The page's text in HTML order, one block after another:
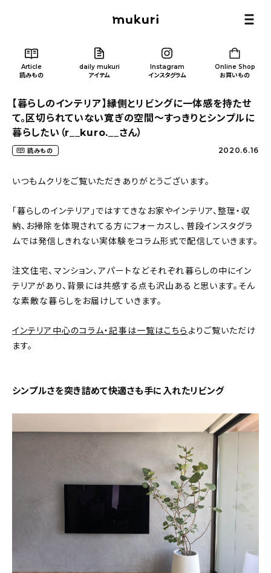
Article
読みもの
daily mukuri
アイテム
Instagram
インスタグラム
Online Shop
お買いもの
新着記事
おすすめの記事
インテリア
暮らし
【暮らしのインテリア】縁側とリビングに一体感を持たせ
て。区切られていない寛ぎの空間〜すっきりとシンプルに
暮らしたい（r__kuro.__さん）
読みもの 2020.6.16
いつもムクリをご覧いただきありがとうございます。
「暮らしのインテリア」ではすてきなお家やインテリア、整理・収
納、お掃除を体現されてる方にフォーカスし、普段インスタグラ
ムでは発信しきれない実体験をコラム形式で配信していきます。
注文住宅、マンション、アパートなどそれぞれ暮らしの中にイン
テリアがあり、背景には共感する点も沢山あると思います。そん
な素敵な暮らしをお届けしていきます。
インテリア中心のコラム・記事は一覧はこちら よりご覧いただけ
ます。
シンプルさを突き詰めて快適さも手に入れたリビング